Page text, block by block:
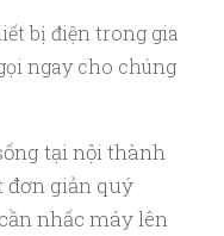
bị điện trong gia
ngay cho chúng
tại nội thành
đơn giản quý
nhấc máy lên